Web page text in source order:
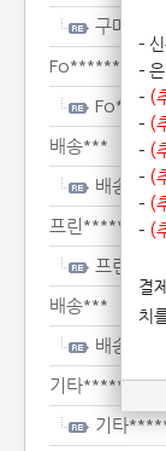
구매***
배송***
배송***
프린
프린
배송***
배송***
기타
기타
-
-
- (
- (
- (
- (
- (
- (
결
치